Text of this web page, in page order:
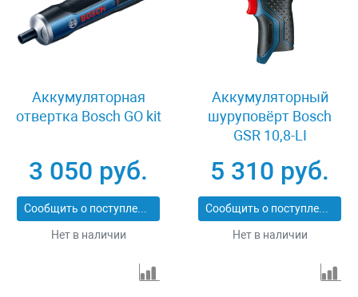
Аккумуляторная
отвертка Bosch GO kit
3 050 руб.
Сообщить о поступлении
Нет в наличии
Аккумуляторный
шуруповёрт Bosch
GSR 10,8-LI
5 310 руб.
Сообщить о поступлении
Нет в наличии